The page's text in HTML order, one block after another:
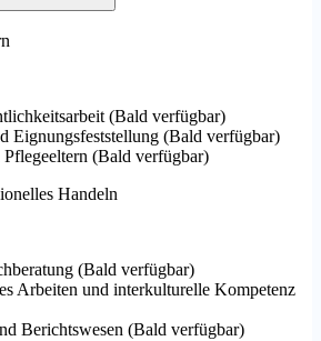
(Bald verfügbar)
Eignungsfeststellung (Bald verfügbar)
(Bald verfügbar)
Handeln
(Bald verfügbar)
Arbeiten und interkulturelle Kompetenz
Berichtswesen (Bald verfügbar)